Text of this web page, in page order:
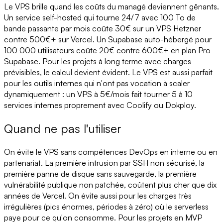
Le VPS brille quand les coûts du managé deviennent gênants.
Un service self-hosted qui tourne 24/7 avec 100 To de
bande passante par mois coûte 30€ sur un VPS Hetzner
contre 500€+ sur Vercel. Un Supabase auto-hébergé pour
100 000 utilisateurs coûte 20€ contre 600€+ en plan Pro
Supabase. Pour les projets à long terme avec charges
prévisibles, le calcul devient évident. Le VPS est aussi parfait
pour les outils internes qui n'ont pas vocation à scaler
dynamiquement : un VPS à 5€/mois fait tourner 5 à 10
services internes proprement avec Coolify ou Dokploy.
Quand ne pas l'utiliser
On évite le VPS sans compétences DevOps en interne ou en
partenariat. La première intrusion par SSH non sécurisé, la
première panne de disque sans sauvegarde, la première
vulnérabilité publique non patchée, coûtent plus cher que dix
années de Vercel. On évite aussi pour les charges très
irrégulières (pics énormes, périodes à zéro) où le serverless
paye pour ce qu'on consomme. Pour les projets en MVP